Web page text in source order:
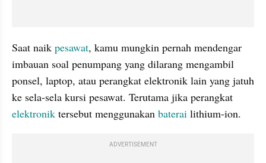
Saat naik pesawat, kamu mungkin pernah mendengar
imbauan soal penumpang yang dilarang mengambil
ponsel, laptop, atau perangkat elektronik lain yang jatuh
elektronik tersebut menggunakan baterai lithium-ion.
ADVERTISEMENT